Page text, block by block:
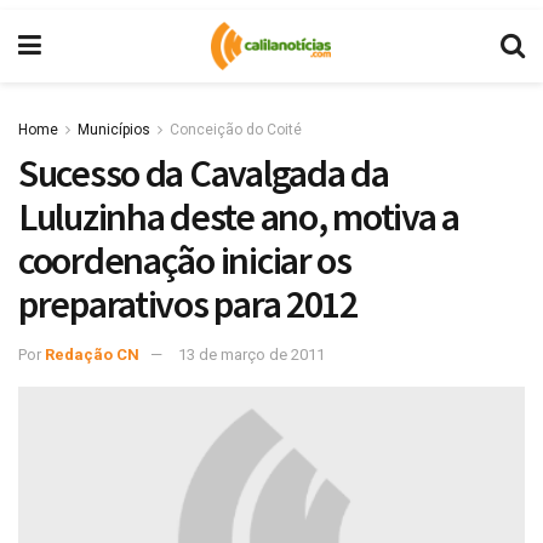
Home Municípios Conceição do Coité
Sucesso da Cavalgada da
Luluzinha deste ano, motiva a
coordenação iniciar os
preparativos para 2012
Por Redação CN 13 de março de 2011